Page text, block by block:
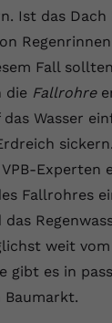
Ist das
Fall
die Fallrohre
Wasser
Experten
Fallrohres
weit vom
gibt es in
Baumarkt.
yt-remote-
Youtube.com
Session
YouTube setzt
speichern, der
Videos